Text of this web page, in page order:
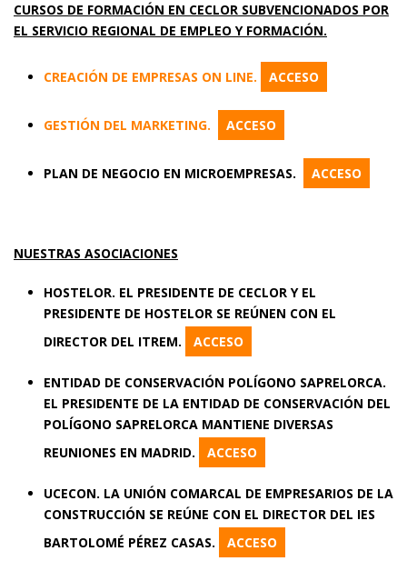
CURSOS DE FORMACIÓN EN CECLOR SUBVENCIONADOS POR
EL SERVICIO REGIONAL DE EMPLEO Y FORMACIÓN.
CREACIÓN DE EMPRESAS ON LINE. ACCESO
GESTIÓN DEL MARKETING. ACCESO
PLAN DE NEGOCIO EN MICROEMPRESAS. ACCESO
NUESTRAS ASOCIACIONES
HOSTELOR. EL PRESIDENTE DE CECLOR Y EL
PRESIDENTE DE HOSTELOR SE REÚNEN CON EL
DIRECTOR DEL ITREM.
ACCESO
ENTIDAD DE CONSERVACIÓN POLÍGONO SAPRELORCA.
EL PRESIDENTE DE LA ENTIDAD DE CONSERVACIÓN DEL
POLÍGONO SAPRELORCA MANTIENE DIVERSAS
REUNIONES EN MADRID.
ACCESO
UCECON. LA UNIÓN COMARCAL DE EMPRESARIOS DE LA
CONSTRUCCIÓN SE REÚNE CON EL DIRECTOR DEL IES
BARTOLOMÉ PÉREZ CASAS.
ACCESO